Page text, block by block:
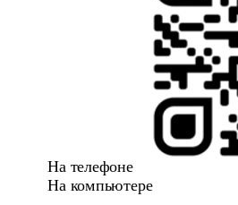
На телефоне
На компьютере